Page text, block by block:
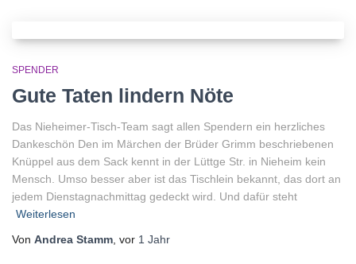
SPENDER
Gute Taten lindern Nöte
Das Nieheimer-Tisch-Team sagt allen Spendern ein herzliches
Dankeschön Den im Märchen der Brüder Grimm beschriebenen
Knüppel aus dem Sack kennt in der Lüttge Str. in Nieheim kein
Mensch. Umso besser aber ist das Tischlein bekannt, das dort an
jedem Dienstagnachmittag gedeckt wird. Und dafür steht
Weiterlesen
Von Andrea Stamm , vor 1 Jahr